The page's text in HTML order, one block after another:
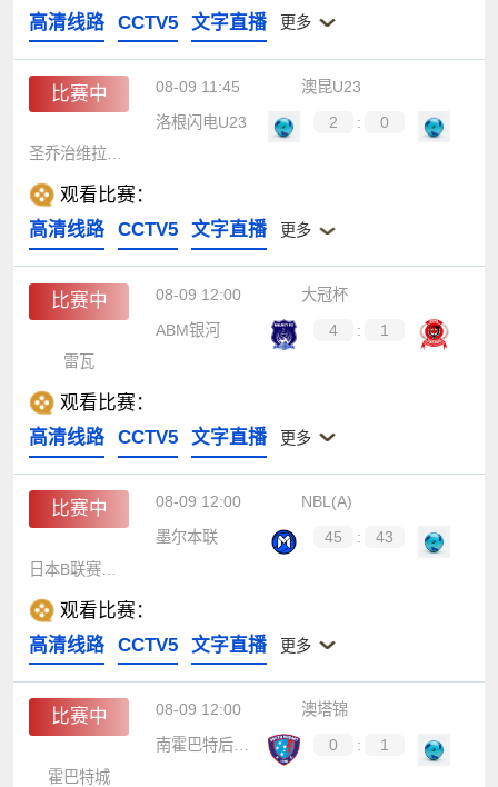
高清线路
CCTV5 文字直播 更多
比赛中 08-09 11:45
澳昆U23
洛根闪电U23
2 :
0
圣乔治维拉翁U23
观看比赛：
高清线路
CCTV5 文字直播 更多
比赛中 08-09 12:00
大冠杯
ABM银河
4 :
1
雷瓦
观看比赛：
高清线路
CCTV5 文字直播 更多
比赛中 08-09 12:00
NBL(A)
墨尔本联
45 :
43
观看比赛：
高清线路
CCTV5 文字直播 更多
比赛中 08-09 12:00
澳塔锦
南霍巴特后备队
0 :
1
霍巴特城